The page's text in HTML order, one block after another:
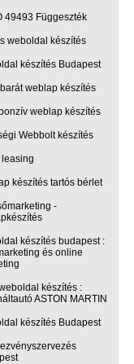
49493 Függeszték
weboldal készítés
készítés Budapest
weblap készítés
weblap készítés
Webbolt készítés
leasing
készítés tartós bérlet
-
készítés budapest :
és online
készítés :
ASTON MARTIN
készítés Budapest